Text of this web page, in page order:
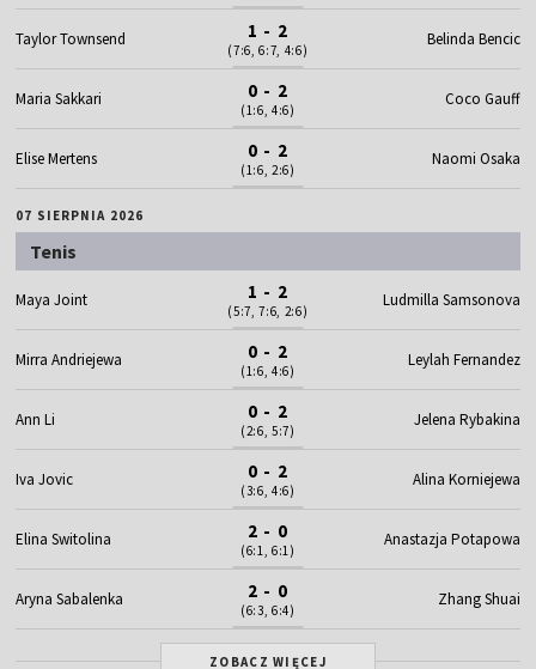
Taylor Townsend 1 - 2
(7:6, 6:7, 4:6)
Belinda Bencic
Maria Sakkari 0 - 2
(1:6, 4:6)
Coco Gauff
Elise Mertens 0 - 2
(1:6, 2:6)
Naomi Osaka
07 SIERPNIA 2026
Tenis
Maya Joint 1 - 2
(5:7, 7:6, 2:6)
Ludmilla Samsonova
Mirra Andriejewa 0 - 2
(1:6, 4:6)
Leylah Fernandez
Ann Li 0 - 2
(2:6, 5:7)
Jelena Rybakina
Iva Jovic 0 - 2
(3:6, 4:6)
Alina Korniejewa
Elina Switolina 2 - 0
(6:1, 6:1)
Anastazja Potapowa
Aryna Sabalenka 2 - 0
(6:3, 6:4)
Zhang Shuai
ZOBACZ WIĘCEJ